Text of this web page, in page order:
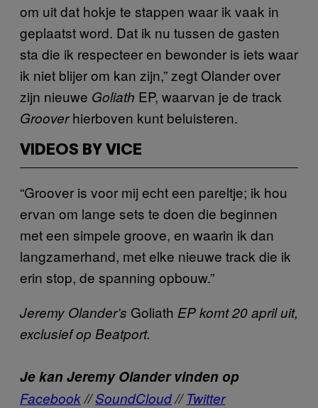
om uit dat hokje te stappen waar ik vaak in
geplaatst word. Dat ik nu tussen de gasten
sta die ik respecteer en bewonder is iets waar
ik niet blijer om kan zijn,” zegt Olander over
zijn nieuwe Goliath EP, waarvan je de track
Grooverhierboven kunt beluisteren.
VIDEOS BY VICE
“Groover is voor mij echt een pareltje; ik hou
ervan om lange sets te doen die beginnen
met een simpele groove, en waarin ik dan
langzamerhand, met elke nieuwe track die ik
erin stop, de spanning opbouw.”
Jeremy Olander’s Goliath EP komt 20 april uit,
exclusief op Beatport.
Je kan Jeremy Olander vinden op
Facebook//SoundCloud//Twitter